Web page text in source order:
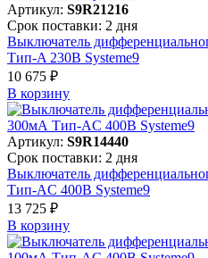
Артикул: S9R21216
Срок поставки: 2 дня
Выключатель
Тип-A 230В Systeme9
10 675 ₽
В корзинy
Артикул: S9R14440
Срок поставки: 2 дня
Выключатель
Тип-AC 400В Systeme9
13 725 ₽
В корзинy